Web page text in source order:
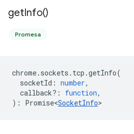
getInfo()
Promesa
chrome. sockets . tcp .getInfo(
socketId : number,
callback? : function,
) : Promise<SocketInfo>